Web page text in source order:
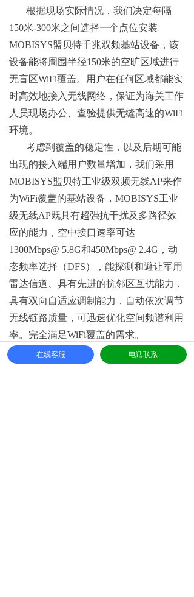
根据现场实际情况，我们决定每隔
150米-300米之间选择一个点位安装
MOBISYS盟贝特千兆双频基站设备，该
设备能将周围半径150米的空旷区域进行
无盲区WiFi覆盖。用户在任何区域都能实
时高效地接入无线网络，保证为海关工作
人员现场办公、查验提供无缝高速的WiFi
环境。
考虑到覆盖的稳定性，以及后期可能
出现的接入端用户数量增加，我们采用
MOBISYS盟贝特工业级双频无线AP来作
为WiFi覆盖的基站设备，MOBISYS工业
级无线AP既具有超强抗干扰及多路径效
应的能力，空中接口速率可达
1300Mbps@ 5.8G和450Mbps@ 2.4G，动
态频率选择（DFS），能探测和避让军用
雷达信道、具有先进的抗邻区互扰能力，
具有双向自适应调制能力，自动依次调节
无线链路质量，可迅速优化空间频谱利用
率。完全满足WiFi覆盖的需求。
在线客服 电话联系